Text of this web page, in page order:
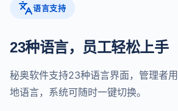
语言支持
23种语言，员工轻松上手
秘奥软件支持23种语言界面，管理者
地语言，系统可随时一键切换。